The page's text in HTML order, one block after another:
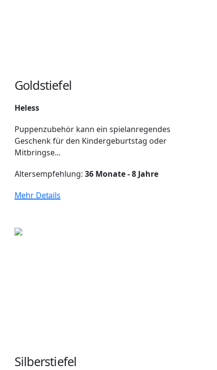
Goldstiefel
Heless
Puppenzubehör kann ein spielanregendes
Geschenk für den Kindergeburtstag oder
Mitbringse...
Altersempfehlung: 36 Monate - 8 Jahre
Mehr Details
Silberstiefel